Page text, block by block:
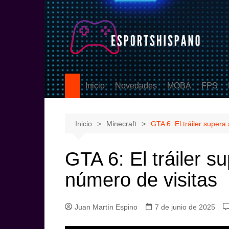
Inicio Novedades
eSports
MOBA
DOTA2
FPS
Inicio Minecraft GTA 6: El tráiler
GTA 6: El tráiler
número de visitas
Juan Martín Espino 7 de junio de 2025